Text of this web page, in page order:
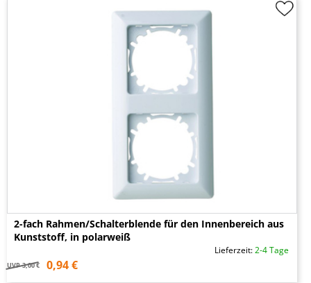
2-fach Rahmen/Schalterblende für den Innenbereich aus
Kunststoff, in polarweiß
Lieferzeit:2-4 Tage
UVP 3,00 € 0,94 €